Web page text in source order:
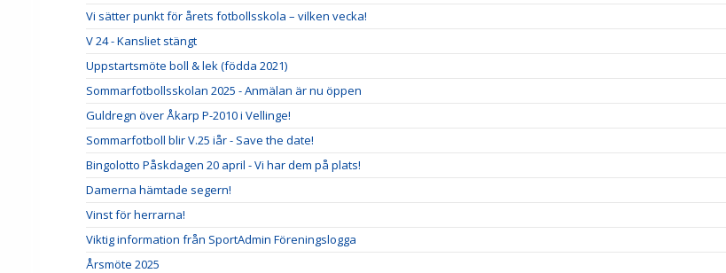
Vi sätter punkt för årets fotbollsskola – vilken vecka!
V 24 - Kansliet stängt
Uppstartsmöte boll & lek (födda 2021)
Sommarfotbollsskolan 2025 - Anmälan är nu öppen
Guldregn över Åkarp P-2010 i Vellinge!
Sommarfotboll blir V.25 iår - Save the date!
Bingolotto Påskdagen 20 april - Vi har dem på plats!
Damerna hämtade segern!
Vinst för herrarna!
Viktig information från SportAdmin Föreningslogga
Årsmöte 2025